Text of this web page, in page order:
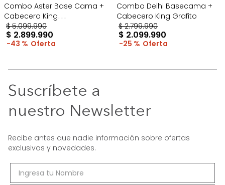
Combo Aster Base Cama +
Cabecero King
Taupe/Madera
$ 5.099.990
$ 2.899.990
43 %
Combo Delhi Basecama +
Cabecero King Grafito
$ 2.799.990
$ 2.099.990
25 %
Suscríbete a
nuestro Newsletter
Recibe antes que nadie información sobre ofertas
exclusivas y novedades.